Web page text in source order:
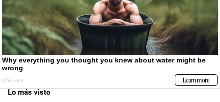
Lo más visto